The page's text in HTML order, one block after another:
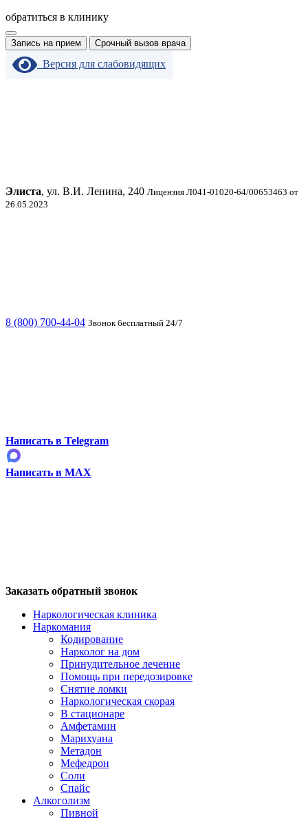
обратиться в клинику
Запись на прием Срочный вызов врача
Версия для слабовидящих
Элиста, ул. В.И. Ленина, 240 Лицензия Л041-01020-64/00653463 от
26.05.2023
8 (800) 700-44-04 Звонок бесплатный 24/7
Написать в Telegram
Написать в MAX
Заказать обратный звонок
Наркологическая клиника
Наркомания
Кодирование
Нарколог на дом
Принудительное лечение
Помощь при передозировке
Снятие ломки
Наркологическая скорая
В стационаре
Амфетамин
Марихуана
Метадон
Мефедрон
Соли
Спайс
Алкоголизм
Пивной